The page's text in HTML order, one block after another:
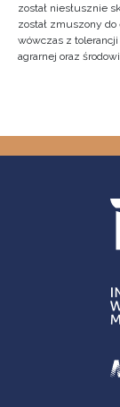
został niesłusznie
został zmuszony
wówczas z
agrarnej oraz